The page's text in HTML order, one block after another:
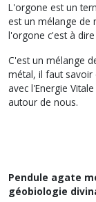
L'orgone est un
est un mélange de
l'orgone c'est à
C'est un mélange
métal, il faut savoir
avec l'Energie
autour de nous.
Pendule agate